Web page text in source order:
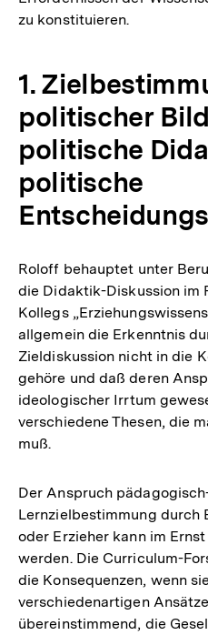
zu konstituieren.
1.
politischer
politische
politische
Roloff behauptet unter
die Didaktik-Diskussion im
Kollegs
allgemein die Erkenntnis
Zieldiskussion nicht in die
gehöre und daß deren
ideologischer Irrtum
verschiedene Thesen, die
muß.
Der Anspruch
Lernzielbestimmung durch
oder Erzieher kann im
werden. Die Curriculum-
die Konsequenzen, wenn
verschiedenartigen
übereinstimmend, die